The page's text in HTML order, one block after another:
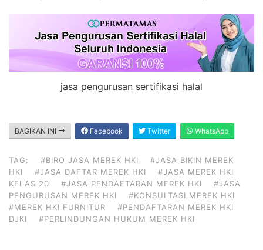
jasa pengurusan sertifikasi halal
BAGIKAN INI Facebook Twitter WhatsApp
TAG: #BIRO JASA MEREK HKI
#JASA BIKIN MEREK
HKI
#JASA DAFTAR MEREK HKI
#JASA MEREK HKI
KELAS 20
#JASA PENDAFTARAN MEREK HKI
#JASA
PENGURUSAN MEREK HKI
#KONSULTASI MEREK HKI
#MEREK HKI FURNITUR
#PENDAFTARAN MEREK HKI
DJKI
#PERLINDUNGAN HUKUM MEREK HKI